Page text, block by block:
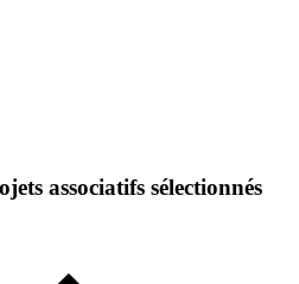
associatifs sélectionnés